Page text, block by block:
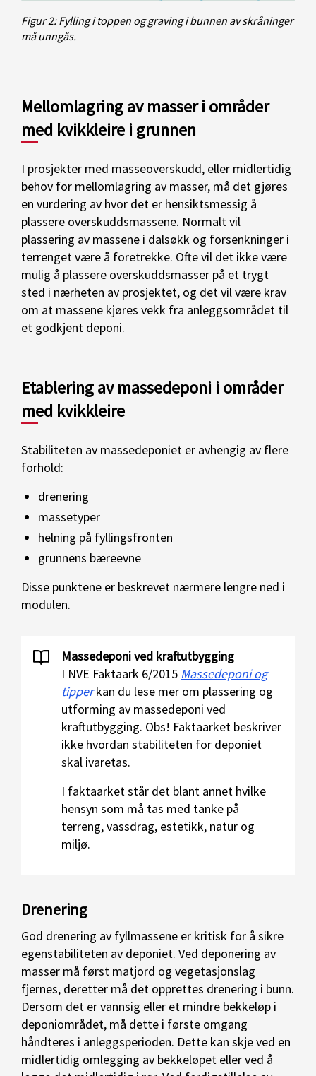
Figur 2: Fylling i toppen og graving i bunnen av skråninger
må unngås.
Mellomlagring av masser i områder
med kvikkleire i grunnen
I prosjekter med masseoverskudd, eller midlertidig
behov for mellomlagring av masser, må det gjøres
en vurdering av hvor det er hensiktsmessig å
plassere overskuddsmassene. Normalt vil
plassering av massene i dalsøkk og forsenkninger i
terrenget være å foretrekke. Ofte vil det ikke være
mulig å plassere overskuddsmasser på et trygt
sted i nærheten av prosjektet, og det vil være krav
om at massene kjøres vekk fra anleggsområdet til
et godkjent deponi.
Etablering av massedeponi i områder
med kvikkleire
Stabiliteten av massedeponiet er avhengig av flere
forhold:
drenering
massetyper
helning på fyllingsfronten
grunnens bæreevne
Disse punktene er beskrevet nærmere lengre ned i
modulen.
Massedeponi ved kraftutbygging
I NVE Faktaark 6/2015 Massedeponi og
tipper kan du lese mer om plassering og
utforming av massedeponi ved
kraftutbygging. Obs! Faktaarket beskriver
ikke hvordan stabiliteten for deponiet
skal ivaretas.
I faktaarket står det blant annet hvilke
hensyn som må tas med tanke på
terreng, vassdrag, estetikk, natur og
miljø.
Drenering
God drenering av fyllmassene er kritisk for å sikre
egenstabiliteten av deponiet. Ved deponering av
masser må først matjord og vegetasjonslag
fjernes, deretter må det opprettes drenering i bunn.
Dersom det er vannsig eller et mindre bekkeløp i
deponiområdet, må dette i første omgang
håndteres i anleggsperioden. Dette kan skje ved en
midlertidig omlegging av bekkeløpet eller ved å